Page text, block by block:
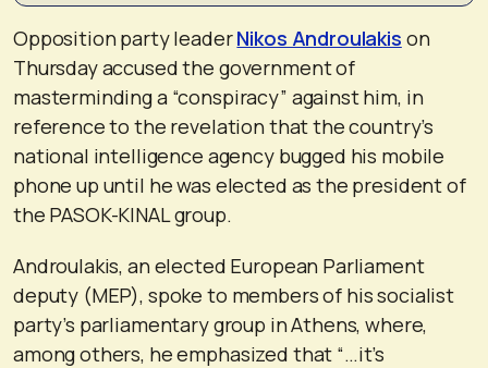
Opposition party leaderNikos Androulakis on
Thursday accused the government of
masterminding a “conspiracy” against him, in
reference to the revelation that the country’s
national intelligence agency bugged his mobile
phone up until he was elected as the president of
the PASOK-KINAL group.
Androulakis, an elected European Parliament
deputy (MEP), spoke to members of his socialist
party’s parliamentary group in Athens, where,
among others, he emphasized that “…it’s